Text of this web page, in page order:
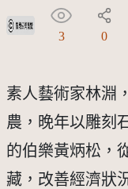
受著作權法保護-僅限於本
3 0
素人藝術家林淵
農，晚年以雕刻
的伯樂黃炳松，
藏，改善經濟狀